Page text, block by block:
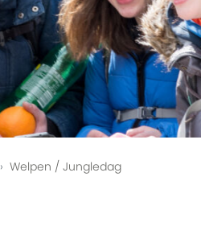
Welpen / Jungledag